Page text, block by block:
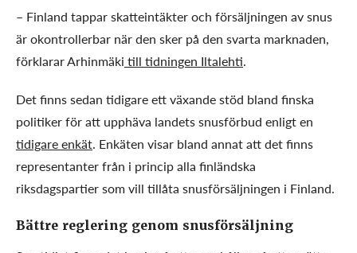
– Finland tappar skatteintäkter och försäljningen av snus
är okontrollerbar när den sker på den svarta marknaden,
förklarar Arhinmäki till tidningen Iltalehti.
Det finns sedan tidigare ett växande stöd bland finska
politiker för att upphäva landets snusförbud enligt en
tidigare enkät. Enkäten visar bland annat att det finns
representanter från i princip alla finländska
riksdagspartier som vill tillåta snusförsäljningen i Finland.
Bättre reglering genom snusförsäljning